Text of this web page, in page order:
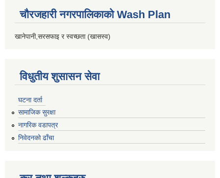
चौरजहारी नगरपालिकाको Wash Plan
खानेपानी,सरसफाइ र स्वच्छता (खासस्व)
विधुतीय शुसासन सेवा
घटना दर्ता
सामाजिक सुरक्षा
नागरिक वडापत्र
निवेदनको ढाँचा